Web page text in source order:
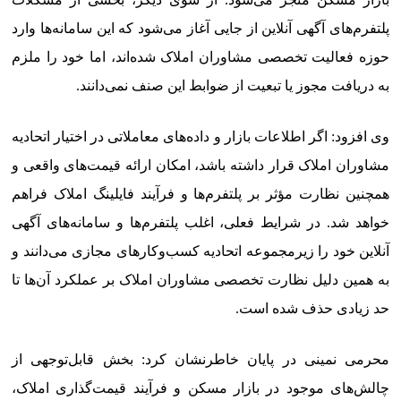
پلتفرم‌های آگهی آنلاین از جایی آغاز می‌شود که این سامانه‌ها وارد
حوزه فعالیت تخصصی مشاوران املاک شده‌اند، اما خود را ملزم
به دریافت مجوز یا تبعیت از ضوابط این صنف نمی‌دانند.
وی افزود: اگر اطلاعات بازار و داده‌های معاملاتی در اختیار اتحادیه
مشاوران املاک قرار داشته باشد، امکان ارائه قیمت‌های واقعی و
همچنین نظارت مؤثر بر پلتفرم‌ها و فرآیند فایلینگ املاک فراهم
خواهد شد. در شرایط فعلی، اغلب پلتفرم‌ها و سامانه‌های آگهی
آنلاین خود را زیرمجموعه اتحادیه کسب‌وکارهای مجازی می‌دانند و
به همین دلیل نظارت تخصصی مشاوران املاک بر عملکرد آن‌ها تا
حد زیادی حذف شده است.
محرمی نمینی در پایان خاطرنشان کرد: بخش قابل‌توجهی از
چالش‌های موجود در بازار مسکن و فرآیند قیمت‌گذاری املاک،